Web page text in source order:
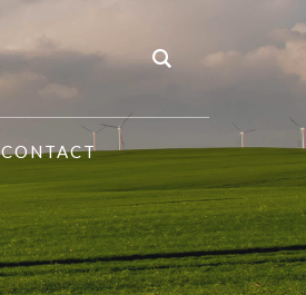
CONTACT